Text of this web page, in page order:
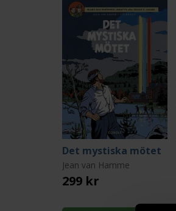
Det mystiska mötet
Jean van Hamme
299 kr